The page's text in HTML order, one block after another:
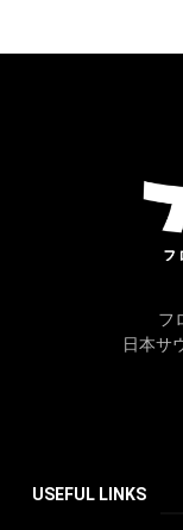
フ
日本サ
USEFUL LINKS